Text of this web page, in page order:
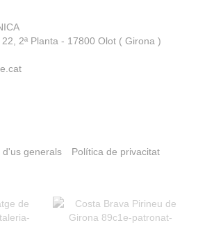
2ª Planta - 17800 Olot ( Girona )
d'us generals
Política de privacitat